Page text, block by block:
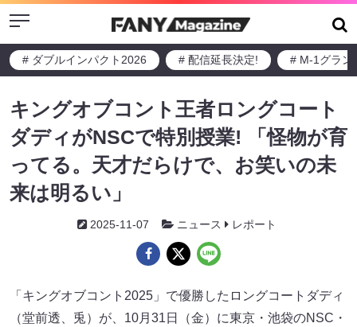
Menu
# ダブルインパクト2026 # 配信延長決定! # M-1グラン
キングオブコント王者ロングコート
ダディがNSCで特別授業! 「怪物が育
ってる。天才だらけで、お笑いの未
来は明るい」
2025-11-07 ニュース レポート
「キングオブコント2025」で優勝したロングコートダディ
（堂前透、兎）が、10月31日（金）に東京・池袋のNSC・